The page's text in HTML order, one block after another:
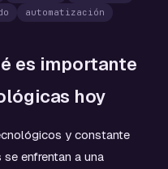
automatización
es importante
hoy
y constante
enfrentan a una